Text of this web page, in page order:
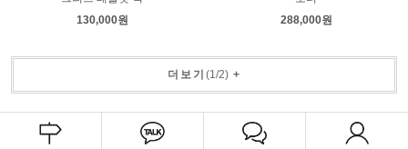
130,000원
288,000원
더보기 (1/2)+